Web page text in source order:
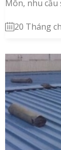
Môn, nhu cầu
20 Tháng